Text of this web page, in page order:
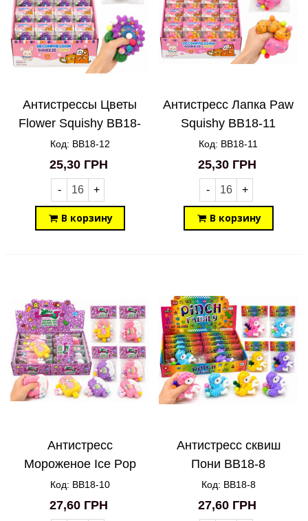
Антистрессы Цветы
Flower Squishy BB18-
12
Код: BB18-12
25,30 ГРН
- +
В корзину
Антистресс Лапка Paw
Squishy BB18-11
Код: BB18-11
25,30 ГРН
- +
В корзину
Антистресс
Мороженое Ice Pop
Squishy BB18-10
Код: BB18-10
27,60 ГРН
Антистресс сквиш
Пони BB18-8
Код: BB18-8
27,60 ГРН